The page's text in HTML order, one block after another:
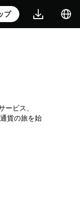
プ
ビス、
貨の旅を始